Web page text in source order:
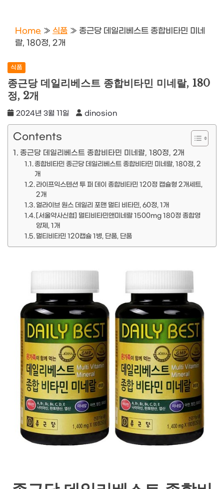
Home » 식품 » 종근당 데일리베스트 종합비타민 미네
랄, 180정, 2개
식품
종근당 데일리베스트 종합비타민 미네랄, 180
정, 2개
2024년 3월 11일 dinosion
Contents
종근당 데일리베스트 종합비타민 미네랄, 180정, 2개
종합비타민 종근당 데일리베스트 종합비타민 미네랄, 180정, 2
개
라이프익스텐션 투 퍼 데이 종합비타민 120정 캡슐형 2개세트,
2개
얼라이브 원스 데일리 포맨 멀티 비타민, 60정, 1개
[서울약사신협] 멀티비타민앤미네랄 1500mg 180정 종합영
양제, 1개
멀티비타민 120캡슐 1병, 단품, 단품